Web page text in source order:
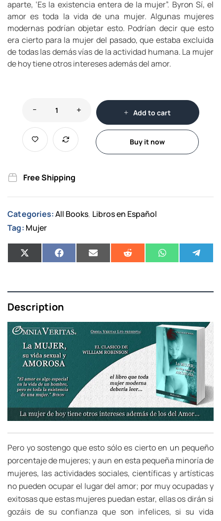
aparte, ‘Es la existencia entera de la mujer”. Byron Sí, el
amor es toda la vida de una mujer. Algunas mujeres
modernas podrían objetar esto. Podrían decir que esto
era cierto para la mujer del pasado, que estaba excluida
de todas las demás vías de la actividad humana. La mujer
de hoy tiene otros intereses además del amor.
Add to cart
Buy it now
Free Shipping
Categories: All Books, Libros en Español
Tag: Mujer
Description
Pero yo sostengo que esto sólo es cierto en un pequeño
porcentaje de mujeres; y aun en esta pequeña minoría de
mujeres, las actividades sociales, científicas y artísticas
no pueden ocupar el lugar del amor; por muy ocupadas y
exitosas que estas mujeres puedan estar, ellas os dirán si
gozáis de su confianza que son infelices, si su vida